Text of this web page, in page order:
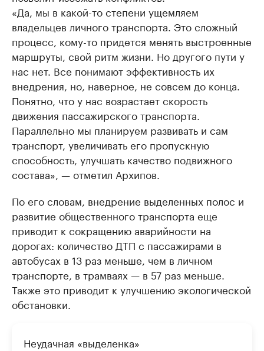
«Да, мы в какой-то степени ущемляем
владельцев личного транспорта. Это сложный
процесс, кому-то придется менять выстроенные
маршруты, свой ритм жизни. Но другого пути у
нас нет. Все понимают эффективность их
внедрения, но, наверное, не совсем до конца.
Понятно, что у нас возрастает скорость
движения пассажирского транспорта.
Параллельно мы планируем развивать и сам
транспорт, увеличивать его пропускную
способность, улучшать качество подвижного
состава», — отметил Архипов.
По его словам, внедрение выделенных полос и
развитие общественного транспорта еще
приводит к сокращению аварийности на
дорогах: количество ДТП с пассажирами в
автобусах в 13 раз меньше, чем в личном
транспорте, в трамваях — в 57 раз меньше.
Также это приводит к улучшению экологической
обстановки.
Неудачная «выделенка»